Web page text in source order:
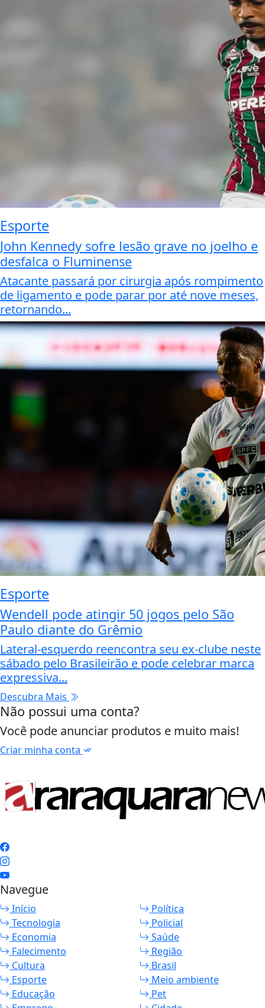
Esporte
John Kennedy sofre lesão grave no joelho e
desfalca o Fluminense
Atacante passará por cirurgia após rompimento
de ligamento e pode parar por até nove meses,
retornando...
Esporte
Wendell pode atingir 50 jogos pelo São
Paulo diante do Grêmio
Lateral-esquerdo reencontra seu ex-clube neste
sábado pelo Brasileirão e pode celebrar marca
expressiva...
Descubra Mais
Não possui uma conta?
Você pode anunciar produtos e muito mais!
Criar minha conta
Navegue
Início
Política
Tecnologia
Policial
Economia
Saúde
Falecimento
Região
Cultura
Brasil
Esporte
Meio ambiente
Educação
Pet